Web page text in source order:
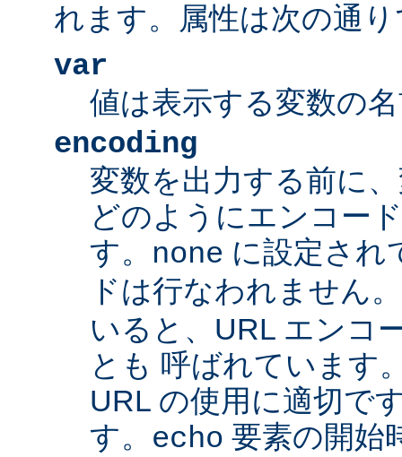
れます。属性は次の通
var
値は表示する変数の
encoding
変数を出力する前に
どのようにエンコー
す。 none に設定され
ドは行なわれません
いると、URL エンコ
とも 呼ばれています
URL の使用に適切で
す。 echo 要素の開始